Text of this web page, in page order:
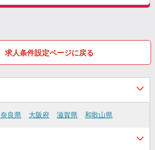
求人条件設定ページに戻る
奈良県 大阪府 滋賀県 和歌山県